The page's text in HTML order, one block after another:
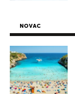
NOVAC